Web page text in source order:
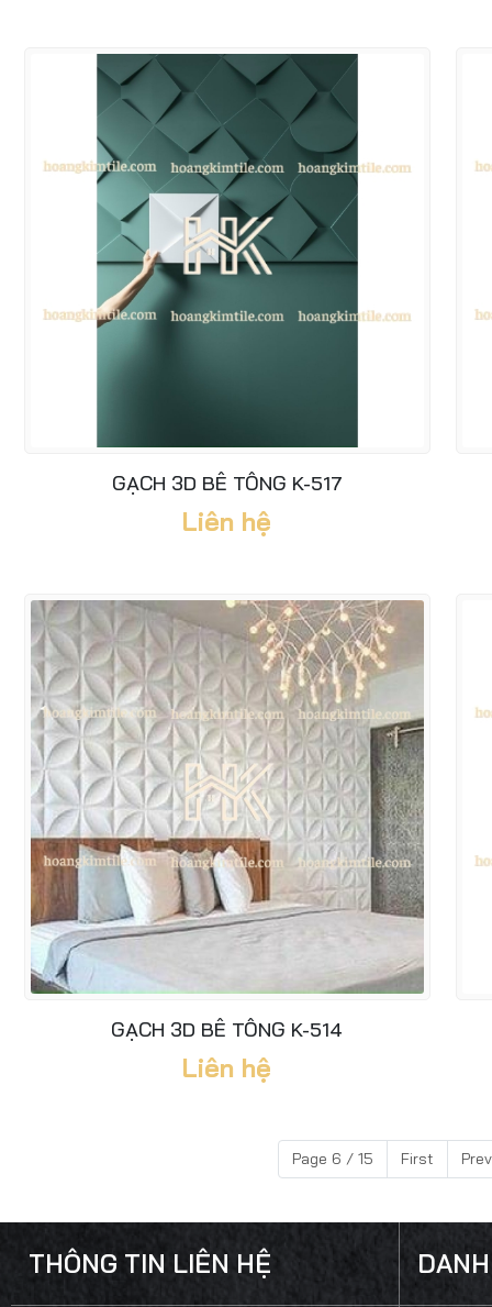
GẠCH 3D BÊ TÔNG K-517
Liên hệ
GẠCH 3D BÊ TÔNG K-514
Liên hệ
Page 6 / 15 First Prev
THÔNG TIN LIÊN HỆ